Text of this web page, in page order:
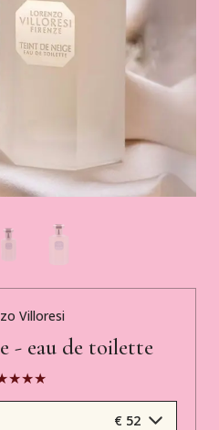
Villoresi
- eau de toilette
€ 52